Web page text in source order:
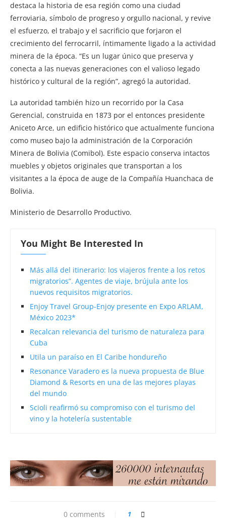
destaca la historia de esa región como una ciudad
ferroviaria, símbolo de progreso y orgullo nacional, y revive
el esfuerzo, el trabajo y el sacrificio que forjaron el
crecimiento del ferrocarril, íntimamente ligado a la actividad
minera de la época. “Es un lugar único que preserva y
conecta a las nuevas generaciones con el valioso legado
histórico y cultural de la región”, agregó la autoridad.
La autoridad también hizo un recorrido por la Casa
Gerencial, construida en 1873 por el entonces presidente
Aniceto Arce, un edificio histórico que actualmente funciona
como museo bajo la administración de la Corporación
Minera de Bolivia (Comibol). Este espacio conserva intactos
muebles y objetos originales que transportan a los
visitantes a la época de auge de la Compañía Huanchaca de
Bolivia.
Ministerio de Desarrollo Productivo.
You Might Be Interested In
Más allá del itinerario: los viajeros frente a los retos
migratorios”. Agentes de viaje, brújula ante los
nuevos requisitos migratorios.
Enjoy Travel Group-Enjoy presente en Expo ARLAM,
México 2023*
Recalcan relevancia del turismo de naturaleza para
Cuba
Utila un paraíso en El Caribe hondureño
Resonance Varadero es la nueva propuesta de Blue
Diamond & Resorts en una de las mejores playas
del mundo
Scioli reafirmó su compromiso con el turismo del
vino y la hotelería sustentable
0 comments 1